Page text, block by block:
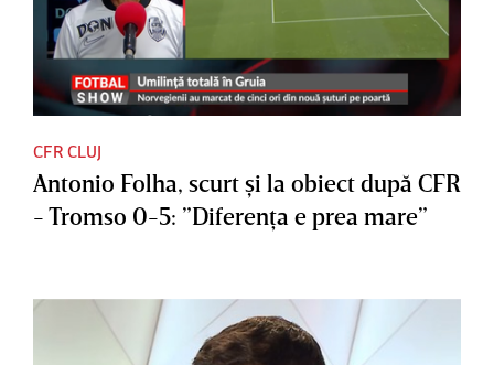
CFR CLUJ
Antonio Folha, scurt şi la obiect după CFR
- Tromso 0-5: ”Diferenţa e prea mare”